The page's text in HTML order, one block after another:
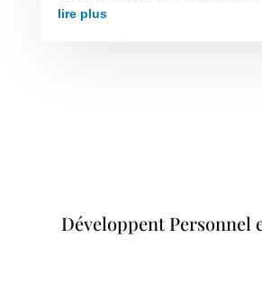
lire plus
Développent Personnel